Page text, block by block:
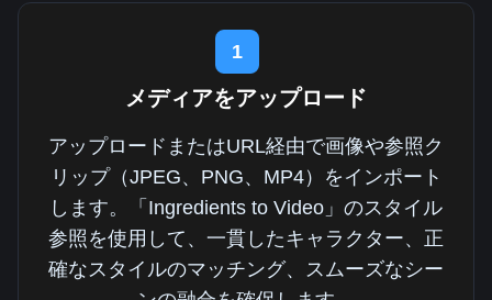
1
メディアをアップロード
アップロードまたはURL経由で画像や参照ク
リップ（JPEG、PNG、MP4）をインポート
します。「Ingredients to Video」のスタイル
参照を使用して、一貫したキャラクター、正
確なスタイルのマッチング、スムーズなシー